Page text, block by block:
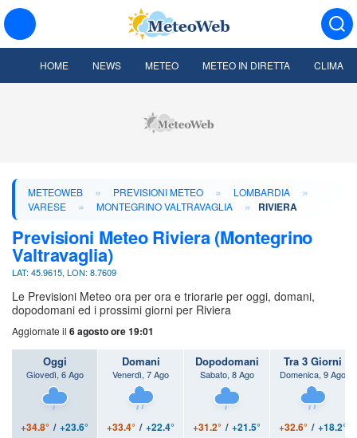
HOME NEWS METEO METEO IN DIRETTA CLIMA
METEOWEB » PREVISIONI METEO » LOMBARDIA »
VARESE » MONTEGRINO VALTRAVAGLIA » RIVIERA
Previsioni Meteo Riviera (Montegrino
Valtravaglia)
LAT: 45.9615, LON: 8.7609
Le Previsioni Meteo ora per ora e triorarie per oggi, domani,
dopodomani ed i prossimi giorni per Riviera
Aggiornate il 6 agosto ore 19:01
Oggi
Giovedì, 6 Ago
+34.8° / +23.6°
Domani
Venerdì, 7 Ago
+33.4° / +22.4°
Dopodomani
Sabato, 8 Ago
+31.2° / +21.5°
Tra 3 Giorni
Domenica, 9 Ago
+32.6° / +18.2°